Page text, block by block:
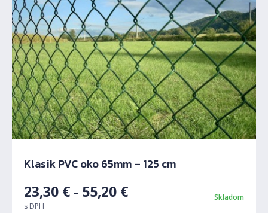
Klasik PVC oko 65mm – 125 cm
23,30 € – 55,20 €
s DPH
Skladom